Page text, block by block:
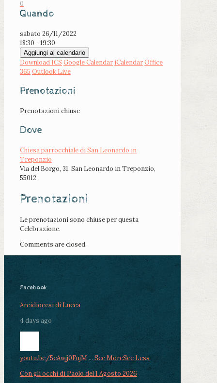
0
Quando
sabato 26/11/2022
18:30 - 19:30
Aggiungi al calendario
Download ICS Google Calendar iCalendarOffice
365 Outlook Live
Prenotazioni
Prenotazioni chiuse
Dove
Chiesa parrocchiale di San Leonardo in
Treponzio
Via del Borgo, 31, San Leonardo in Treponzio,
55012
Prenotazioni
Le prenotazioni sono chiuse per questa
Celebrazione.
Comments are closed.
Facebook
Arcidiocesi di Lucca
4 days ago
youtu.be/5cAwjj0FujM ... See MoreSee Less
Con gli occhi di Paolo del 1 Agosto 2026